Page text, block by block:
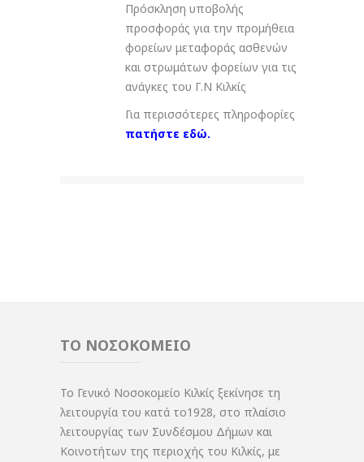
Πρόσκληση υποβολής
προσφοράς για την προμήθεια
φορείων μεταφοράς ασθενών
και στρωμάτων φορείων για τις
ανάγκες του Γ.Ν Κιλκίς
Για περισσότερες πληροφορίες
πατήστε εδώ.
ΤΟ ΝΟΣΟΚΟΜΕΙΟ
Το Γενικό Νοσοκομείο Κιλκίς ξεκίνησε τη
λειτουργία του κατά το1928, στο πλαίσιο
λειτουργίας των Συνδέσμου Δήμων και
Κοινοτήτων της περιοχής του Κιλκίς, με